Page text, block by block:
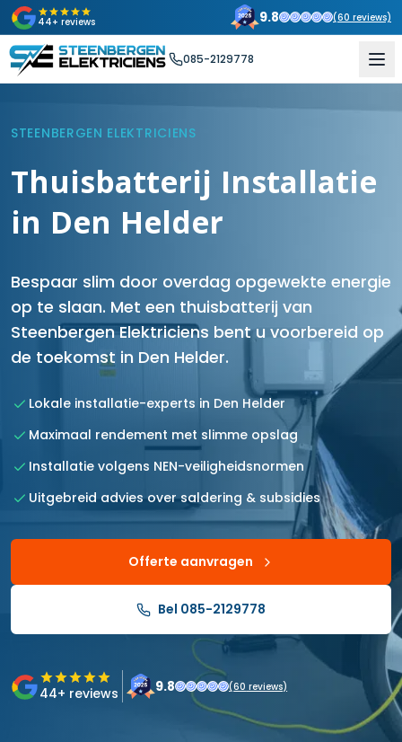
44+ reviews 9.8 (60 reviews)
085-2129778
STEENBERGEN ELEKTRICIENS
Thuisbatterij Installatie
in Den Helder
Bespaar slim door overdag opgewekte energie
op te slaan. Met een thuisbatterij van
Steenbergen Elektriciens bent u voorbereid op
de toekomst in Den Helder.
Lokale installatie-experts in Den Helder
Maximaal rendement met slimme opslag
Installatie volgens NEN-veiligheidsnormen
Uitgebreid advies over saldering & subsidies
Offerte aanvragen
Bel 085-2129778
44+ reviews 9.8 (60 reviews)